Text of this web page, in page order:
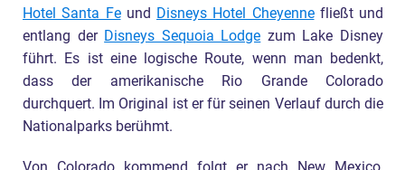
Hotel Santa Feund Disneys Hotel Cheyennefließt und
entlang der Disneys Sequoia Lodge zum Lake Disney
führt. Es ist eine logische Route, wenn man bedenkt,
dass der amerikanische Rio Grande Colorado
durchquert. Im Original ist er für seinen Verlauf durch die
Nationalparks berühmt.